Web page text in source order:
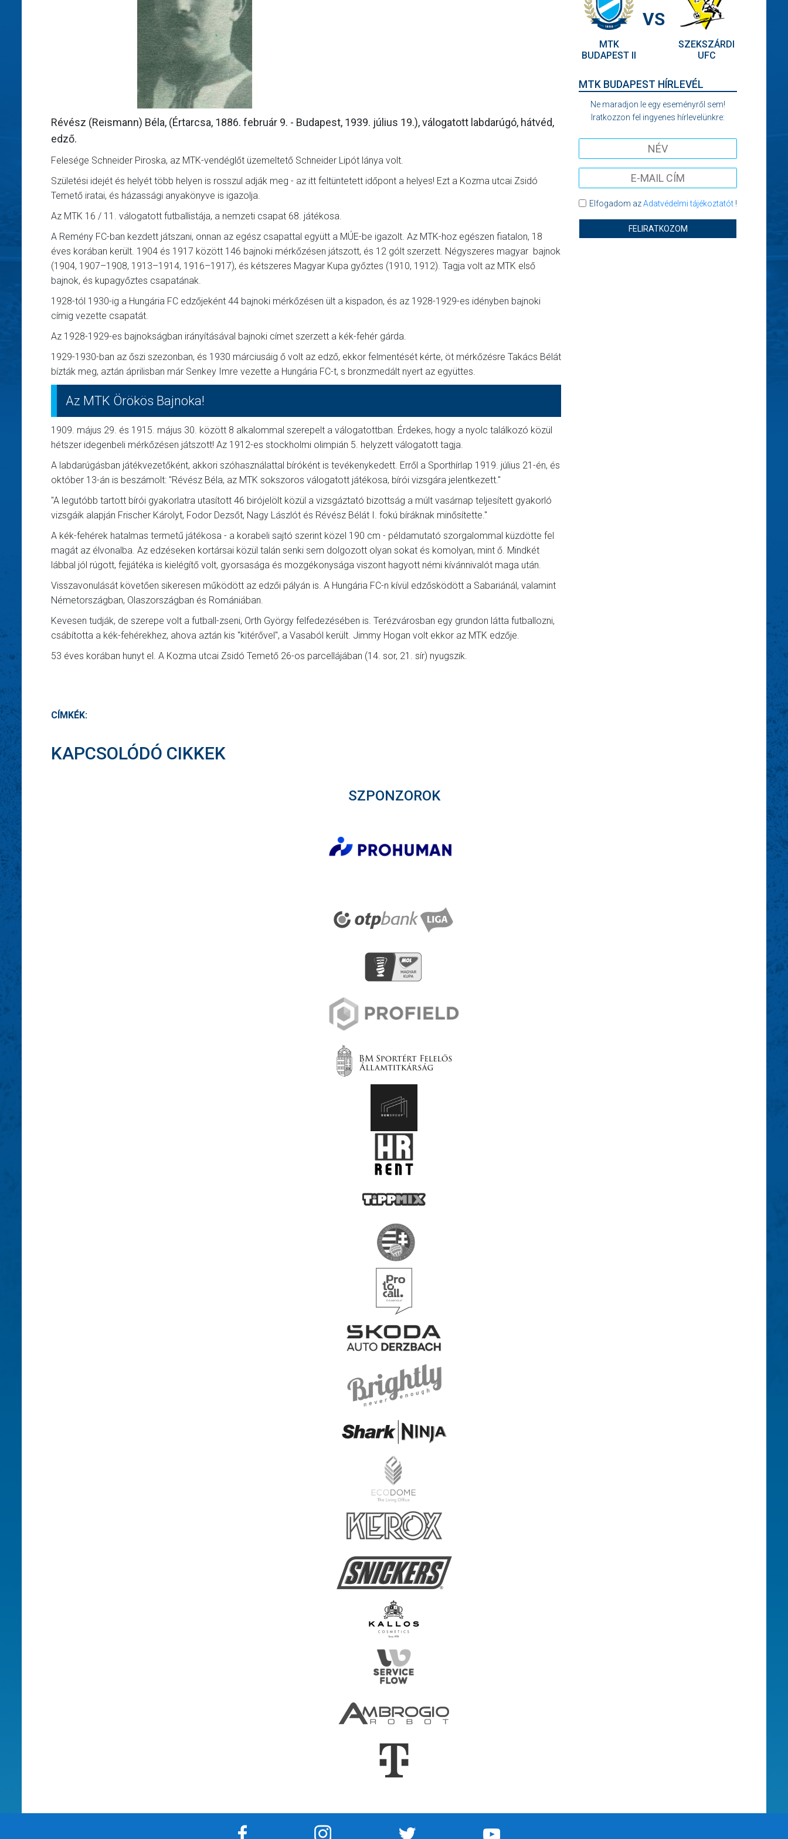
Révész (Reismann) Béla, (Értarcsa, 1886. február 9. - Budapest, 1939. július 19.), válogatott labdarúgó, hátvéd,
edző.
Felesége Schneider Piroska, az MTK-vendéglőt üzemeltető Schneider Lipót lánya volt.
Születési idejét és helyét több helyen is rosszul adják meg - az itt feltüntetett időpont a helyes! Ezt a Kozma utcai Zsidó
Temető iratai, és házassági anyakönyve is igazolja.
Az MTK 16 / 11. válogatott futballistája, a nemzeti csapat 68. játékosa.
A Remény FC-ban kezdett játszani, onnan az egész csapattal együtt a MÚE-be igazolt. Az MTK-hoz egészen fiatalon, 18
éves korában került. 1904 és 1917 között 146 bajnoki mérkőzésen játszott, és 12 gólt szerzett. Négyszeres magyar bajnok
(1904, 1907–1908, 1913–1914, 1916–1917), és kétszeres Magyar Kupa győztes (1910, 1912). Tagja volt az MTK első
bajnok, és kupagyőztes csapatának.
1928-tól 1930-ig a Hungária FC edzőjeként 44 bajnoki mérkőzésen ült a kispadon, és az 1928-1929-es idényben bajnoki
címig vezette csapatát.
Az 1928-1929-es bajnokságban irányításával bajnoki címet szerzett a kék-fehér gárda.
1929-1930-ban az őszi szezonban, és 1930 márciusáig ő volt az edző, ekkor felmentését kérte, öt mérkőzésre Takács Bélát
bízták meg, aztán áprilisban már Senkey Imre vezette a Hungária FC-t, s bronzmedált nyert az együttes.
Az MTK Örökös Bajnoka!
1909. május 29. és 1915. május 30. között 8 alkalommal szerepelt a válogatottban. Érdekes, hogy a nyolc találkozó közül
hétszer idegenbeli mérkőzésen játszott! Az 1912-es stockholmi olimpián 5. helyzett válogatott tagja.
A labdarúgásban játékvezetőként, akkori szóhasználattal bíróként is tevékenykedett. Erről a Sporthírlap 1919. július 21-én, és
október 13-án is beszámolt: "Révész Béla, az MTK sokszoros válogatott játékosa, bírói vizsgára jelentkezett."
"A legutóbb tartott bírói gyakorlatra utasított 46 birójelölt közül a vizsgáztató bizottság a múlt vasárnap tel­jesített gyakorló
vizsgáik alapján Frischer Károlyt, Fodor Dezsőt, Nagy Lászlót és Révész Bélát I. fokú bíráknak minősítette."
A kék-fehérek hatalmas termetű játékosa - a korabeli sajtó szerint közel 190 cm - példamutató szorgalommal küzdötte fel
magát az élvonalba. Az edzéseken kortársai közül talán senki sem dolgozott olyan sokat és komolyan, mint ő. Mindkét
lábbal jól rúgott, fejjátéka is kielégítő volt, gyorsasága és mozgékonysága viszont hagyott némi kívánnivalót maga után.
Visszavonulását követően sikeresen működött az edzői pályán is. A Hungária FC-n kívül edzősködött a Sabariánál, valamint
Németországban, Olaszországban és Romániában.
Kevesen tudják, de szerepe volt a futball-zseni, Orth György felfedezésében is. Terézvárosban egy grundon látta futballozni,
csábította a kék-fehérekhez, ahova aztán kis "kitérővel", a Vasaból került. Jimmy Hogan volt ekkor az MTK edzője.
53 éves korában hunyt el. A Kozma utcai Zsidó Temető 26-os parcellájában (14. sor, 21. sír) nyugszik.
CÍMKÉK:
KAPCSOLÓDÓ CIKKEK
MTK
BUDAPEST II
VS
SZEKSZÁRDI
UFC
MTK BUDAPEST HÍRLEVÉL
Ne maradjon le egy eseményről sem!
Iratkozzon fel ingyenes hírlevelünkre:
Elfogadom azAdatvédelmi tájékoztatót!
FELIRATKOZOM
SZPONZOROK